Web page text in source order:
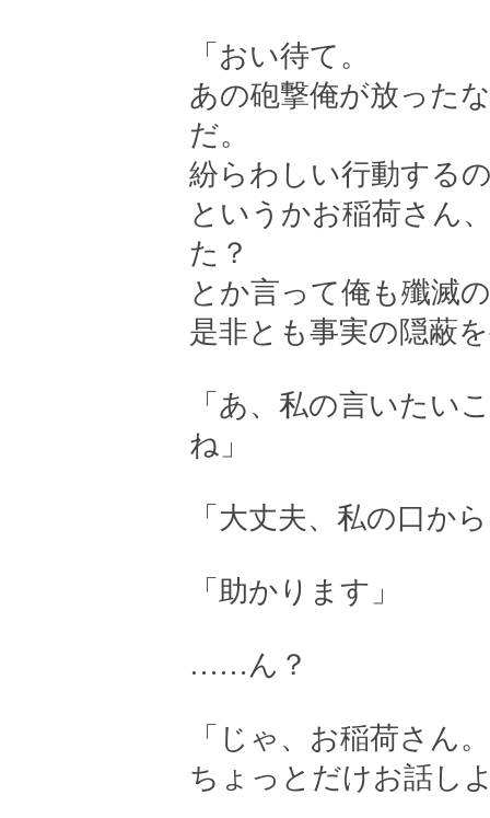
「おい待て。
あの砲撃俺が放った
だ。
紛らわしい行動する
というかお稲荷さん
た？
とか言って俺も殲滅
是非とも事実の隠蔽
「あ、私の言いたい
ね」
「大丈夫、私の口か
「助かります」
……ん？
「じゃ、お稲荷さん。
ちょっとだけお話し